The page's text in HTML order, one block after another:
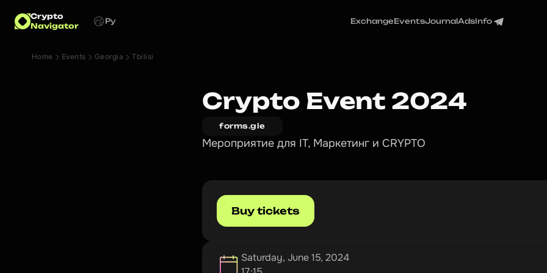
Crypto
Navigator
Ру ExchangeEventsJournalAdsInfo
Home Events Georgia Tbilisi
Crypto Event 2024
forms.gle
Мероприятие для IT, Маркетинг и CRYPTO
Buy tickets
Saturday, June 15, 2024